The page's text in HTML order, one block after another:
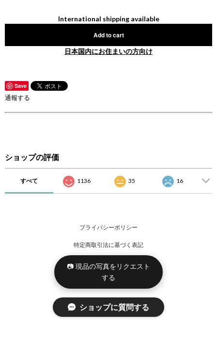
International shipping available
Add to cart
日本国内にお住まいの方向け
Save
通報する
ショップの評価
すべて 1136 35 16
プライバシーポリシー
特定商取引法に基づく表記
📷 現品の写真をリクエスト
する
ショップに質問する